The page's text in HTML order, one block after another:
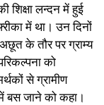
शिक्षा लन्दन में हुई
में था। उन दिनों
के तौर पर ग्राम्य
को
से ग्रामीण
बस जाने को कहा।